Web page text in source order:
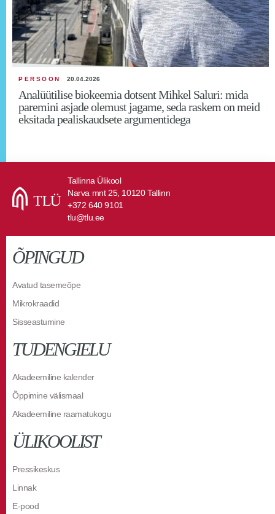
PERSOON 20.04.2026
Analüütilise biokeemia dotsent Mihkel Saluri: mida
paremini asjade olemust jagame, seda raskem on meid
eksitada pealiskaudsete argumentidega
Tallinna Ülikool
Narva mnt 25, 10120 Tallinn
+372 640 9101
tlu@tlu.ee
ÕPINGUD
Avatud tasemeõpe
Mikrokraadid
Sisseastumine
TUDENGIELU
Akadeemiline kalender
Õppimine välismaal
Akadeemiline raamatukogu
ÜLIKOOLIST
Pressikeskus
Linnak
E-pood